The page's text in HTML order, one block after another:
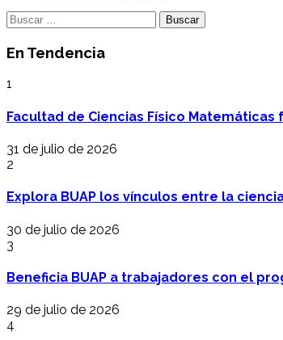
Buscar:
En Tendencia
1
Facultad de Ciencias Físico
31 de julio de 2026
2
Explora BUAP los vínculos entre la
30 de julio de 2026
3
Beneficia BUAP a trabajadores con el
29 de julio de 2026
4